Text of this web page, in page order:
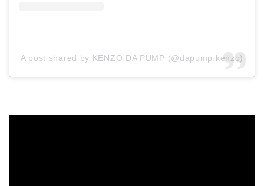
A post shared by KENZO DA PUMP (@dapump.kenzo)